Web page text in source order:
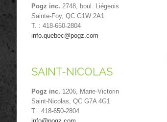
Pogz inc. 2748, boul. Liégeois
Sainte-Foy, QC G1W 2A1
T. : 418-650-2804
info.quebec@pogz.com
SAINT-NICOLAS
Pogz inc. 1206, Marie-Victorin
Saint-Nicolas, QC G7A 4G1
T : 418-650-2804